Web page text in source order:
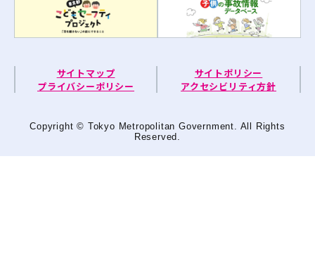
サイトマップ
サイトポリシー
プライバシーポリシー
アクセシビリティ方針
Copyright © Tokyo Metropolitan Government. All Rights
Reserved.